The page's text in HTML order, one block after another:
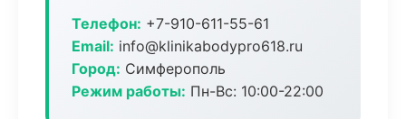
Телефон: +7-910-611-55-61
Email: info@klinikabodypro618.ru
Город: Симферополь
Режим работы: Пн-Вс: 10:00-22:00